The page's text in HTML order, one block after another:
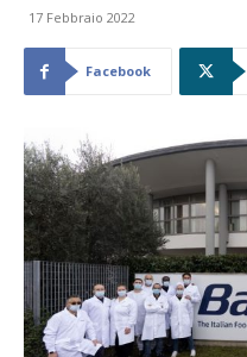
17 Febbraio 2022
Facebook